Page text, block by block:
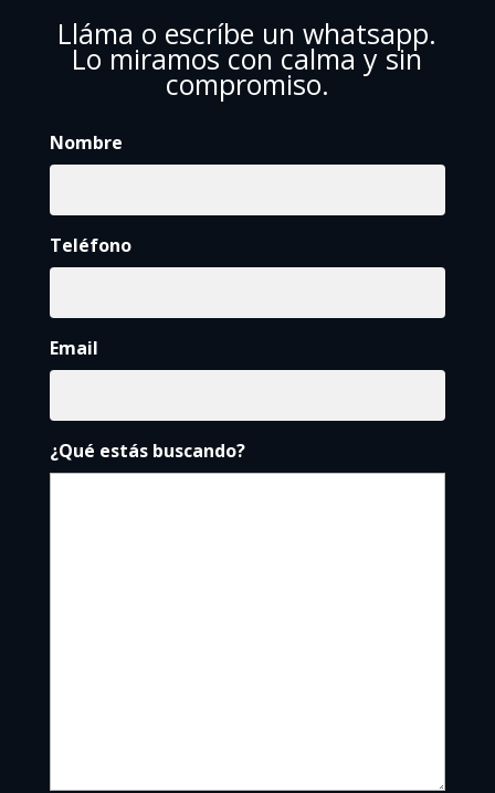
Lláma o escríbe un whatsapp.
Lo miramos con calma y sin
compromiso.
Nombre
Teléfono
Email
¿Qué estás buscando?